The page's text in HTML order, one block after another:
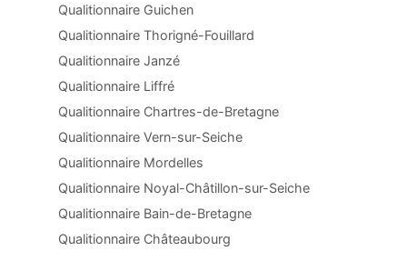
Qualitionnaire Guichen
Qualitionnaire Thorigné-Fouillard
Qualitionnaire Janzé
Qualitionnaire Liffré
Qualitionnaire Chartres-de-Bretagne
Qualitionnaire Vern-sur-Seiche
Qualitionnaire Mordelles
Qualitionnaire Noyal-Châtillon-sur-Seiche
Qualitionnaire Bain-de-Bretagne
Qualitionnaire Châteaubourg